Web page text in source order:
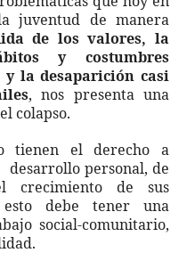
juventud de manera
de los valores, la
y costumbres
la desaparición casi
, nos presenta una
colapso.
tienen el derecho a
personal, de
crecimiento de sus
esto debe tener una
social-comunitario,